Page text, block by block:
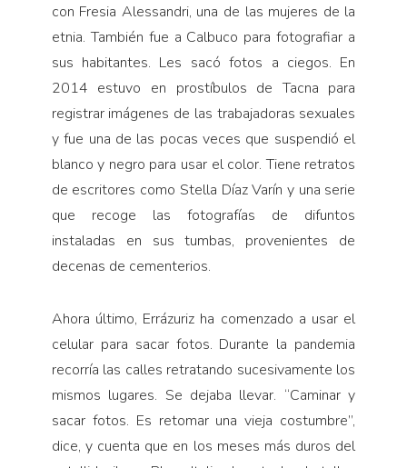
con Fresia Alessandri, una de las mujeres de la
etnia. También fue a Calbuco para fotografiar a
sus habitantes. Les sacó fotos a ciegos. En
2014 estuvo en prostíbulos de Tacna para
registrar imágenes de las trabajadoras sexuales
y fue una de las pocas veces que suspendió el
blanco y negro para usar el color. Tiene retratos
de escritores como Stella Díaz Varín y una serie
que recoge las fotografías de difuntos
instaladas en sus tumbas, provenientes de
decenas de cementerios.
Ahora último, Errázuriz ha comenzado a usar el
celular para sacar fotos. Durante la pandemia
recorría las calles retratando sucesivamente los
mismos lugares. Se dejaba llevar. “Caminar y
sacar fotos. Es retomar una vieja costumbre”,
dice, y cuenta que en los meses más duros del